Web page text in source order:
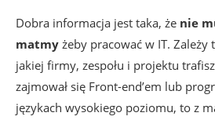
Dobra informacja jest taka, że nie
matmy żeby pracować w IT. Zależy
jakiej firmy, zespołu i projektu
zajmował się Front-end’em lub
językach wysokiego poziomu, to z